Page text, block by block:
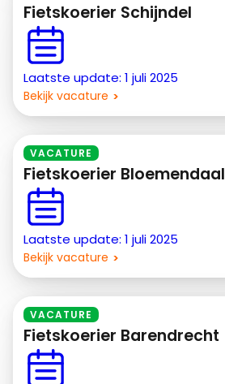
Fietskoerier Schijndel
Laatste update: 1 juli 2025
Bekijk vacature
VACATURE
Fietskoerier Bloemendaal
Laatste update: 1 juli 2025
Bekijk vacature
VACATURE
Fietskoerier Barendrecht